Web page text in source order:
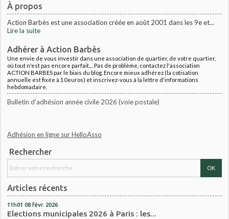
À propos
Action Barbès est une association créée en août 2001 dans les 9e et...
Lire la suite
Adhérer à Action Barbès
Une envie de vous investir dans une association de quartier, de votre quartier,
où tout n'est pas encore parfait.... Pas de problème, contactez l'association
ACTION BARBES par le biais du blog. Encore mieux adhérez (la cotisation
annuelle est fixée à 10euros) et inscrivez-vous à la lettre d'informations
hebdomadaire.
Bulletin d'adhésion année civile 2026 (voie postale)
Adhésion en ligne sur HelloAsso
Rechercher
Articles récents
11h01 08 févr. 2026
Elections municipales 2026 à Paris : les...